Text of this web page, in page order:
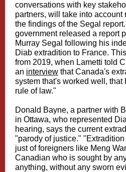
conversations with key
partners, will take into account
the findings of the Segal
government released a report
Murray Segal following his
Diab extradition to France.
from 2019, when Lametti told
an interview that Canada's
system that's worked well, that
rule of law."
Donald Bayne, a partner with
in Ottawa, who represented
hearing, says the current
"parody of justice."
just of foreigners like Meng
Canadian who is sought by
anything, without any sworn